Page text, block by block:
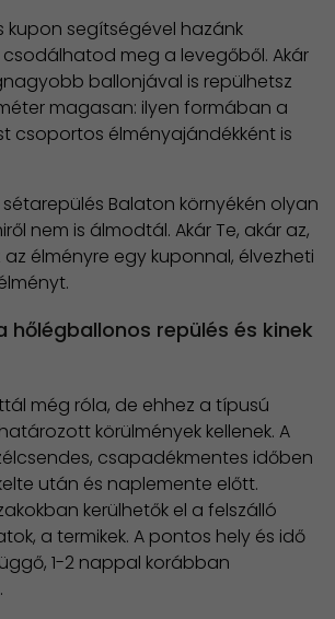
kupon segítségével hazánk
meg a levegőből. Akár
ballonjával is repülhetsz
magasan: ilyen formában a
csoportos élményajándékként is
Balaton környékén olyan
nem is álmodtál. Akár Te, akár az,
élményre egy kuponnal, élvezheti
hőlégballonos repülés és kinek
még róla, de ehhez a típusú
körülmények kellenek. A
csapadékmentes időben
után és naplemente előtt.
kerülhetők el a felszálló
a termikek. A pontos hely és idő
1-2 nappal korábban